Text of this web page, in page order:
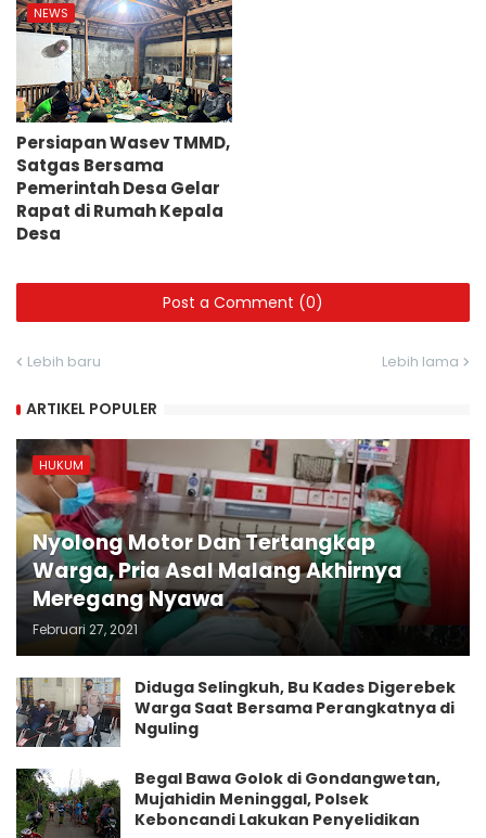
NEWS
Persiapan Wasev TMMD,
Satgas Bersama
Pemerintah Desa Gelar
Rapat di Rumah Kepala
Desa
Post a Comment (0)
Lebih baru Lebih lama
ARTIKEL POPULER
HUKUM
Nyolong Motor Dan Tertangkap
Warga, Pria Asal Malang Akhirnya
Meregang Nyawa
Februari 27, 2021
Diduga Selingkuh, Bu Kades Digerebek
Warga Saat Bersama Perangkatnya di
Nguling
Begal Bawa Golok di Gondangwetan,
Mujahidin Meninggal, Polsek
Keboncandi Lakukan Penyelidikan